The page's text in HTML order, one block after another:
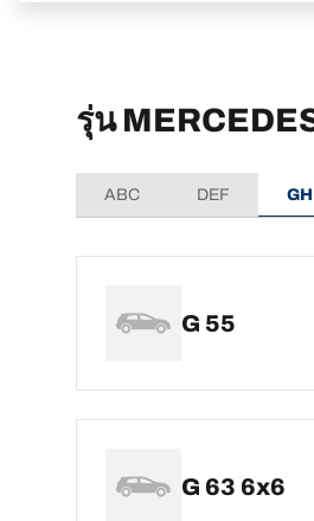
รุ่น
ABC DEF
G 55
G 63 6x6